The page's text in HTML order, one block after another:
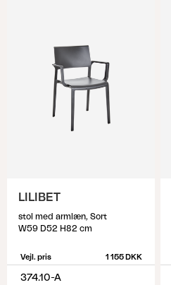
LILIBET
stol med armlæn, Sort
W59 D52 H82 cm
Vejl. pris 1 155 DKK
374.10-A